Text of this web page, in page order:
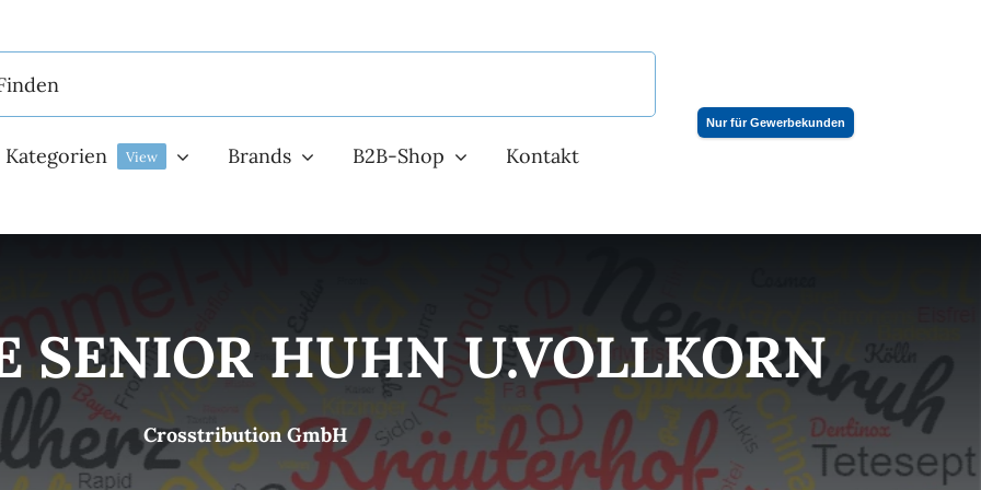
Kategorien View Brands B2B-Shop Kontakt
Nur für Gewerbekunden
SENIOR HUHN U.VOLLKORN
Crosstribution GmbH